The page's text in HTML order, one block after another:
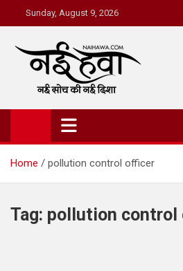
Sunday, August 9, 2026
Nai Hawa
Home pollution control officer
Tag: pollution control